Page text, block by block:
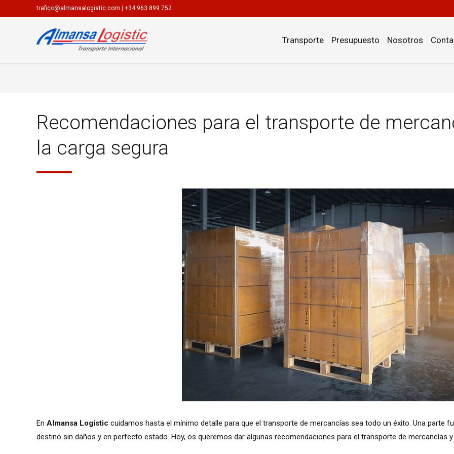
trafico@almansalogistic.com +34 963 899 752
Transporte Presupuesto Nosotros
Recomendaciones para el transporte de
la carga segura
En Almansa Logistic cuidamos hasta el mínimo detalle para que el transporte de mercancías sea todo un éxito. Una parte
destino sin daños y en perfecto estado. Hoy, os queremos dar algunas recomendaciones para el transporte de mercancías